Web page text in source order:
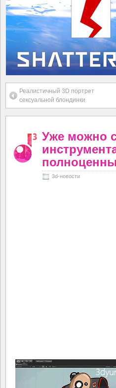
Реалистичный 3D портрет
сексуальной блондинки
Уже можно
3d-новости